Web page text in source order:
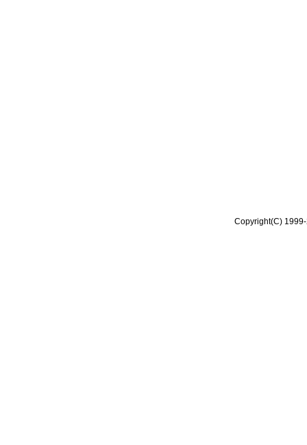
Copyright(C)